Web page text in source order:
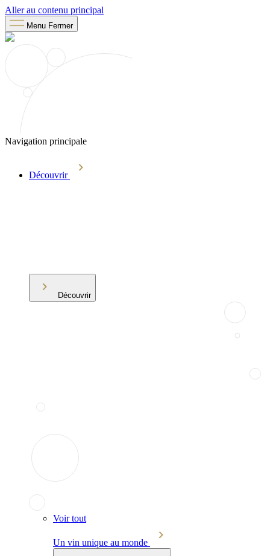
Aller au contenu principal
Menu Fermer
Navigation principale
Découvrir
Découvrir
Voir tout
Un vin unique au monde